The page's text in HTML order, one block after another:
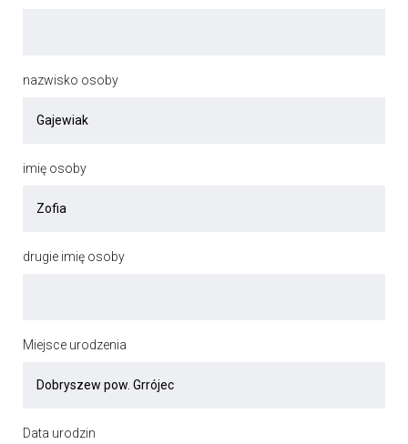
nazwisko osoby
imię osoby
drugie imię osoby
Miejsce urodzenia
Data urodzin